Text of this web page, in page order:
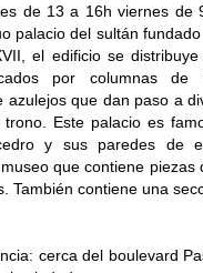
de 13 a 16h viernes de
palacio del sultán
el edificio se
por columnas de
azulejos que dan paso a
Este palacio es
y sus paredes de
que contiene piezas
También contiene una
cerca del boulevard